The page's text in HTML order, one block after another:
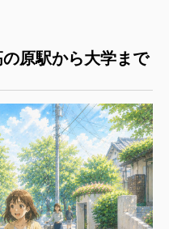
原駅から大学まで